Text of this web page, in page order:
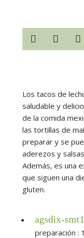
  
Los tacos de
saludable y
de la comida
las tortillas de
preparar y se
aderezos y
Además, es una
que siguen una
gluten.
agsdix-
preparación :